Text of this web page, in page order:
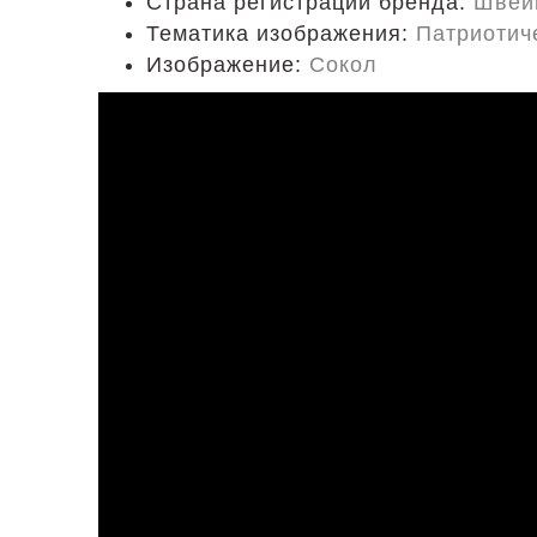
Тематика изображения:
Изображение: Сокол